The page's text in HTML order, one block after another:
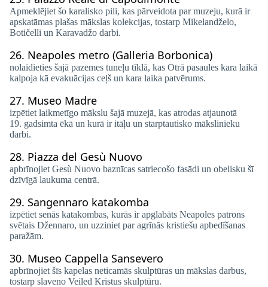
Apmeklējiet šo karalisko pili, kas pārveidota par muzeju, kurā ir
apskatāmas plašas mākslas kolekcijas, tostarp Mikelandželo,
Botičelli un Karavadžo darbi.
26. Neapoles metro (Galleria Borbonica)
nolaidieties šajā pazemes tuneļu tīklā, kas Otrā pasaules kara laikā
kalpoja kā evakuācijas ceļš un kara laika patvērums.
27. Museo Madre
izpētiet laikmetīgo mākslu šajā muzejā, kas atrodas atjaunotā
19. gadsimta ēkā un kurā ir itāļu un starptautisko mākslinieku
darbi.
28. Piazza del Gesù Nuovo
apbrīnojiet Gesù Nuovo baznīcas satriecošo fasādi un obelisku šī
dzīvīgā laukuma centrā.
29. Sangennaro katakomba
izpētiet senās katakombas, kurās ir apglabāts Neapoles patrons
svētais Džennaro, un uzziniet par agrīnās kristiešu apbedīšanas
paražām.
30. Museo Cappella Sansevero
apbrīnojiet šīs kapelas neticamās skulptūras un mākslas darbus,
tostarp slaveno Veiled Kristus skulptūru.